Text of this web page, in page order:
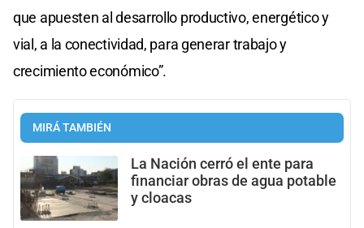
que apuesten al desarrollo productivo, energético y
vial, a la conectividad, para generar trabajo y
crecimiento económico”.
MIRÁ TAMBIÉN
La Nación cerró el ente para
financiar obras de agua potable
y cloacas